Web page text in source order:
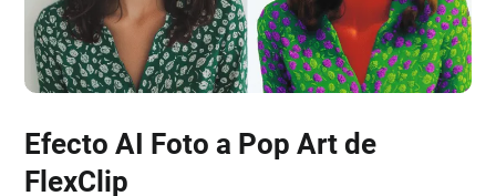
Efecto AI Foto a Pop Art de
FlexClip